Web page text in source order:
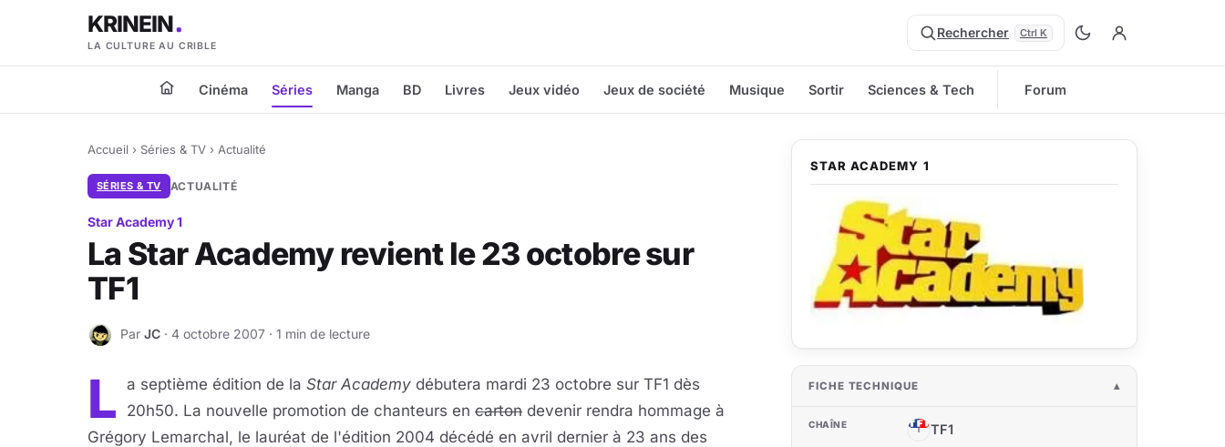
KRINEIN
LA CULTURE AU CRIBLE
Rechercher Ctrl K
Cinéma Séries Manga BD Livres Jeux vidéo Jeux de société Musique Sortir Sciences & Tech Forum
Accueil › Séries & TV › Actualité
SÉRIES & TV ACTUALITÉ
Star Academy 1
La Star Academy revient le 23 octobre sur
TF1
J Par JC · 4 octobre 2007 · 1 min de lecture
L a septième édition de la Star Academy débutera mardi 23 octobre sur TF1 dès
20h50. La nouvelle promotion de chanteurs en carton devenir rendra hommage à
Grégory Lemarchal, le lauréat de l'édition 2004 décédé en avril dernier à 23 ans des
STAR ACADEMY 1
FICHE TECHNIQUE
CHAÎNE T TF1